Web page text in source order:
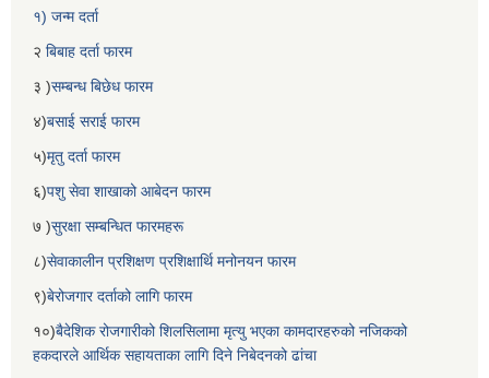
१) जन्म दर्ता
२ बिबाह दर्ता फारम
३ )सम्बन्ध बिछेध फारम
४)बसाई सराई फारम
५)मृतु दर्ता फारम
६)पशु सेवा शाखाको आबेदन फारम
७ )सुरक्षा सम्बन्धित फारमहरू
८)सेवाकालीन प्रशिक्षण प्रशिक्षार्थि मनोनयन फारम
९)बेरोजगार दर्ताको लागि फारम
१०)बैदेशिक रोजगारीको शिलसिलामा मृत्यु भएका कामदारहरुको नजिकको
हकदारले आर्थिक सहायताका लागि दिने निबेदनको ढांचा